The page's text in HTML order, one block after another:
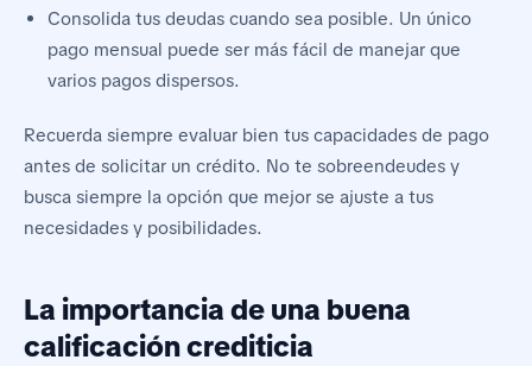
Consolida tus deudas cuando sea posible. Un único
pago mensual puede ser más fácil de manejar que
varios pagos dispersos.
Recuerda siempre evaluar bien tus capacidades de pago
antes de solicitar un crédito. No te sobreendeudes y
busca siempre la opción que mejor se ajuste a tus
necesidades y posibilidades.
La importancia de una buena
calificación crediticia